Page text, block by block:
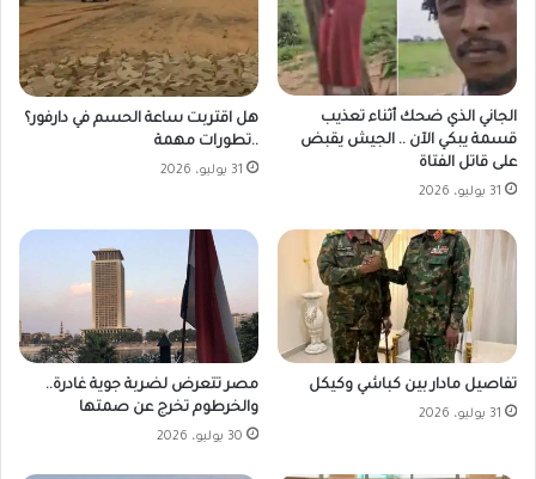
الجاني الذي ضحك أثناء تعذيب
قسمة يبكي الآن .. الجيش يقبض
على قاتل الفتاة
31 يوليو، 2026
هل اقتربت ساعة الحسم في دارفور؟
..تطورات مهمة
31 يوليو، 2026
تفاصيل مادار بين كباشي وكيكل
31 يوليو، 2026
مصر تتعرض لضربة جوية غادرة..
والخرطوم تخرج عن صمتها
30 يوليو، 2026